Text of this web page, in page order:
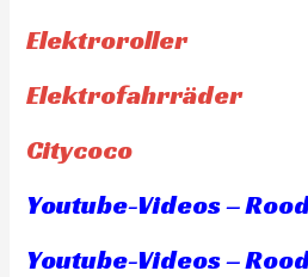
Elektroroller
Elektrofahrräder
Citycoco
Youtube-Videos –
Youtube-Videos –